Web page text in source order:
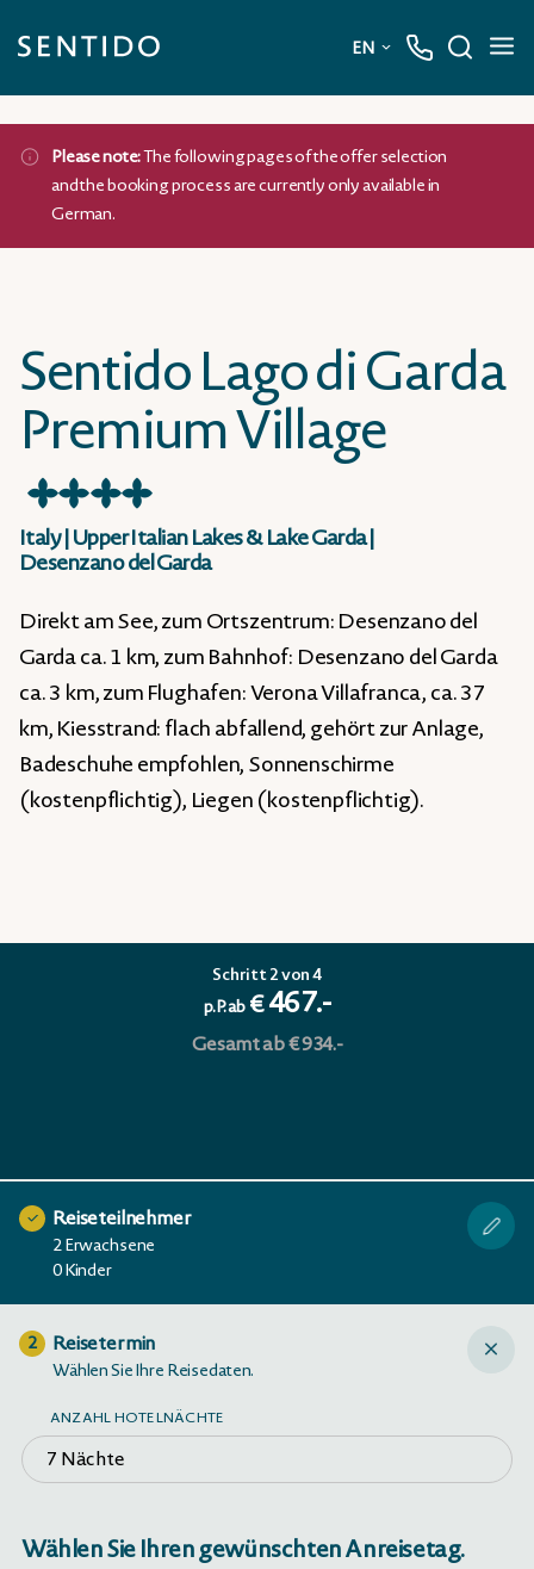
EN
Deutsch
English
Please note:The following pages of the offer selection
and the booking process are currently only available in
German.
Sentido Lago di Garda
Premium Village
★★★★
Italy|Upper Italian Lakes & Lake Garda|
Desenzano del Garda
Direkt am See, zum Ortszentrum: Desenzano del
Garda ca. 1 km, zum Bahnhof: Desenzano del Garda
ca. 3 km, zum Flughafen: Verona Villafranca, ca. 37
km, Kiesstrand: flach abfallend, gehört zur Anlage,
Badeschuhe empfohlen, Sonnenschirme
(kostenpflichtig), Liegen (kostenpflichtig).
Schritt 2 von 4
p.P. ab €467.-
Gesamt ab € 934.-
Reiseteilnehmer
2 Erwachsene
0 Kinder
2 Reisetermin
Wählen Sie Ihre Reisedaten.
ANZAHL HOTELNÄCHTE
7 Nächte
Wählen Sie Ihren gewünschten Anreisetag.